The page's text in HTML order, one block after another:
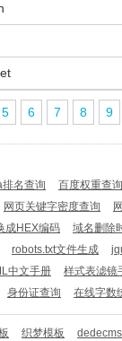
5 6 7 8 9
名查询
百度权重查询
网页关键字密度查询
成HEX编码
域名删除
robots.txt文件生成
中文手册
样式表滤镜
身份证查询 在线字数
织梦模板